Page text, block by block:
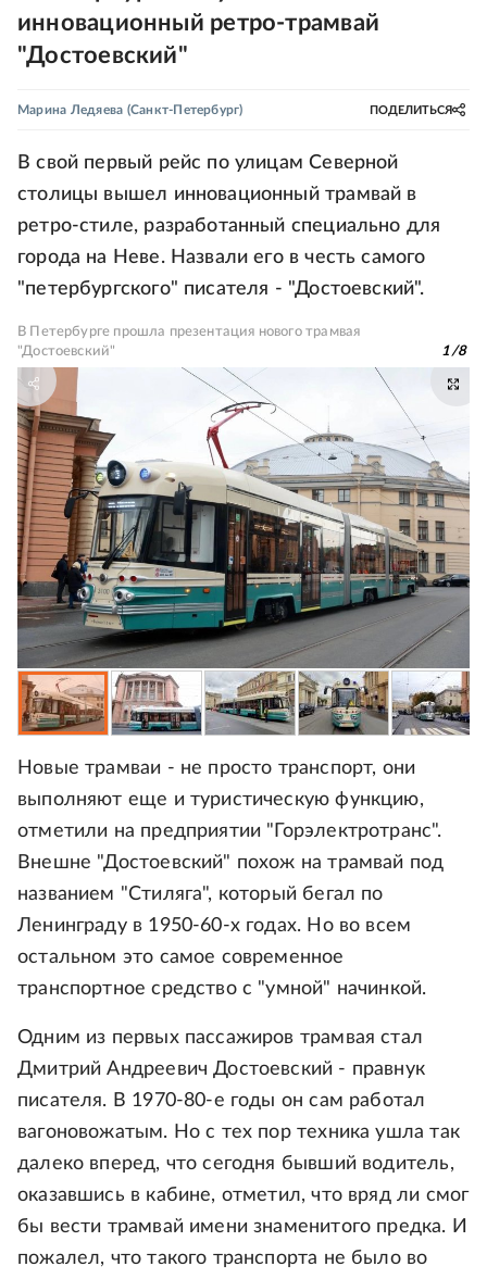
инновационный ретро-трамвай
"Достоевский"
Марина Ледяева (Санкт-Петербург) ПОДЕЛИТЬСЯ
В свой первый рейс по улицам Северной
столицы вышел инновационный трамвай в
ретро-стиле, разработанный специально для
города на Неве. Назвали его в честь самого
"петербургского" писателя - "Достоевский".
В Петербурге прошла презентация нового трамвая
"Достоевский"
1/8
Новые трамваи - не просто транспорт, они
выполняют еще и туристическую функцию,
отметили на предприятии "Горэлектротранс".
Внешне "Достоевский" похож на трамвай под
названием "Стиляга", который бегал по
Ленинграду в 1950-60-х годах. Но во всем
остальном это самое современное
транспортное средство с "умной" начинкой.
Одним из первых пассажиров трамвая стал
Дмитрий Андреевич Достоевский - правнук
писателя. В 1970-80-е годы он сам работал
вагоновожатым. Но с тех пор техника ушла так
далеко вперед, что сегодня бывший водитель,
оказавшись в кабине, отметил, что вряд ли смог
бы вести трамвай имени знаменитого предка. И
пожалел, что такого транспорта не было во